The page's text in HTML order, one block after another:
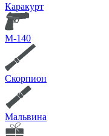
Каракурт
М-140
Скорпион
Мальвина